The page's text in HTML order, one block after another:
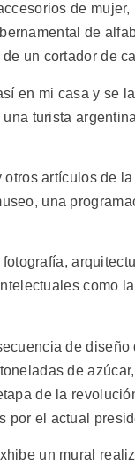
de
de
un cortador de
en mi casa y se
una turista
otros artículos de
una
como
de
de
de la
por el actual
un mural